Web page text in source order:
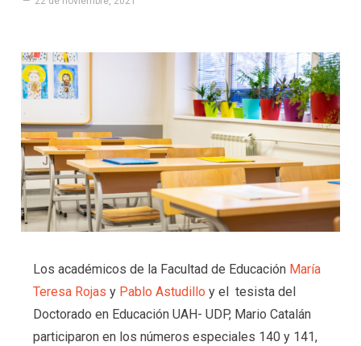
Los académicos de la Facultad de Educación María
Teresa Rojas y Pablo Astudillo y el tesista del
Doctorado en Educación UAH- UDP, Mario Catalán
participaron en los números especiales 140 y 141,